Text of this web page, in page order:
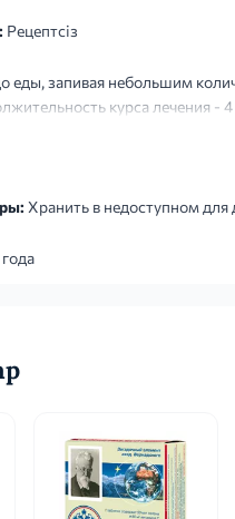
Рецептсіз
еды, запивая небольшим
курса лечения - 4
Хранить в недоступном